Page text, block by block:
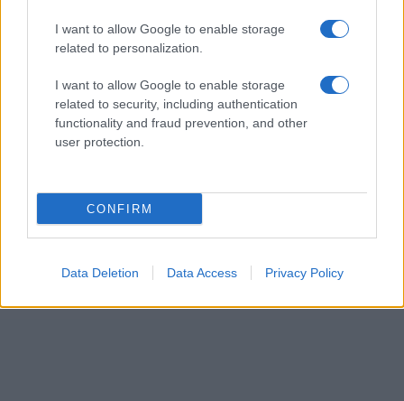
I want to allow Google to enable storage
related to personalization.
I want to allow Google to enable storage
related to security, including authentication
functionality and fraud prevention, and other
user protection.
CONFIRM
Data Deletion Data Access Privacy Policy